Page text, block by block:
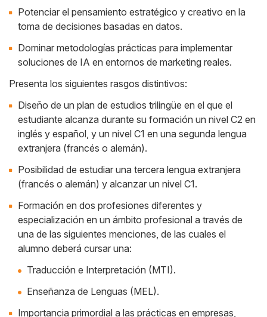
Potenciar el pensamiento estratégico y creativo en la
toma de decisiones basadas en datos.
Dominar metodologías prácticas para implementar
soluciones de IA en entornos de marketing reales.
Presenta los siguientes rasgos distintivos:
Diseño de un plan de estudios trilingüe en el que el
estudiante alcanza durante su formación un nivel C2 en
inglés y español, y un nivel C1 en una segunda lengua
extranjera (francés o alemán).
Posibilidad de estudiar una tercera lengua extranjera
(francés o alemán) y alcanzar un nivel C1.
Formación en dos profesiones diferentes y
especialización en un ámbito profesional a través de
una de las siguientes menciones, de las cuales el
alumno deberá cursar una:
Traducción e Interpretación (MTI).
Enseñanza de Lenguas (MEL).
Importancia primordial a las prácticas en empresas,